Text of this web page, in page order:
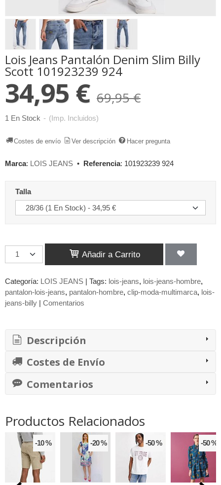
Lois Jeans Pantalón Denim Slim Billy
Scott 101923239 924
34,95 € 69,95 €
1 En Stock - (Imp. Incluidos)
Costes de envío Ver descripción Hacer pregunta
Marca: LOIS JEANS • Referencia: 101923239 924
Talla
Añadir a Carrito
Categoría: LOIS JEANS | Tags: lois-jeans lois-jeans-hombre
pantalon-lois-jeans pantalon-hombre clip-moda-multimarca lois-
jeans-billy | Comentarios
Descripción
Costes de Envío
Comentarios
Productos Relacionados
-10 % -20 % -50 % -50 %